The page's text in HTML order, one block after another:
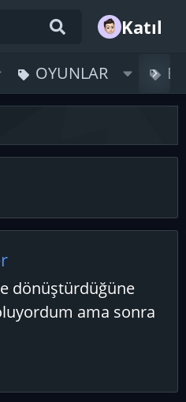
Katıl
OYUNLAR
dönüştürdüğüne
ama sonra